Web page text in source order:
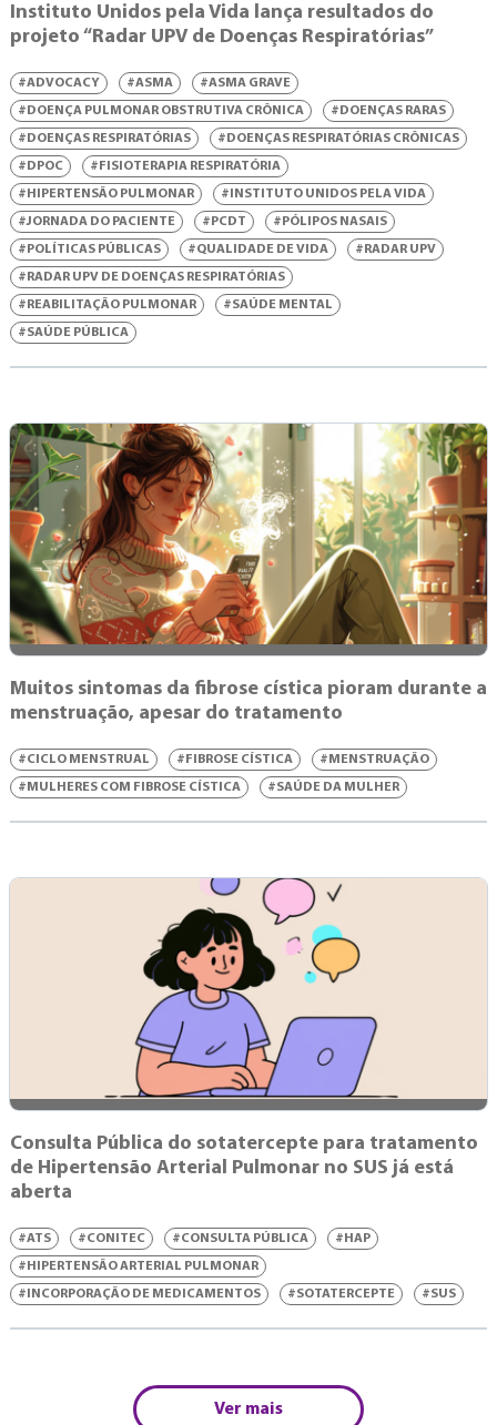
Instituto Unidos pela Vida lança resultados do
projeto “Radar UPV de Doenças Respiratórias”
#ADVOCACY #ASMA #ASMA GRAVE
#DOENÇA PULMONAR OBSTRUTIVA CRÔNICA #DOENÇAS RARAS
#DOENÇAS RESPIRATÓRIAS #DOENÇAS RESPIRATÓRIAS CRÔNICAS
#DPOC #FISIOTERAPIA RESPIRATÓRIA
#HIPERTENSÃO PULMONAR #INSTITUTO UNIDOS PELA VIDA
#JORNADA DO PACIENTE #PCDT #PÓLIPOS NASAIS
#POLÍTICAS PÚBLICAS #QUALIDADE DE VIDA #RADAR UPV
#RADAR UPV DE DOENÇAS RESPIRATÓRIAS
#REABILITAÇÃO PULMONAR #SAÚDE MENTAL
#SAÚDE PÚBLICA
Muitos sintomas da fibrose cística pioram durante a
menstruação, apesar do tratamento
#CICLO MENSTRUAL #FIBROSE CÍSTICA #MENSTRUAÇÃO
#MULHERES COM FIBROSE CÍSTICA #SAÚDE DA MULHER
Consulta Pública do sotatercepte para tratamento
de Hipertensão Arterial Pulmonar no SUS já está
aberta
#ATS #CONITEC #CONSULTA PÚBLICA #HAP
#HIPERTENSÃO ARTERIAL PULMONAR
#INCORPORAÇÃO DE MEDICAMENTOS #SOTATERCEPTE #SUS
Ver mais